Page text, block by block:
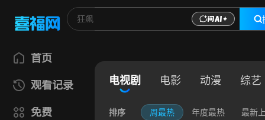
首页
观看记录
免费
电视剧 电影 动漫 综艺
排序 周最热 年度最热 最新